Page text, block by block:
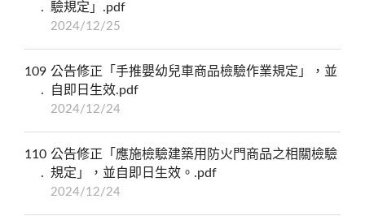
驗規定」.pdf
2024/12/25
109 公告修正「手推嬰幼兒車商品檢驗作業規定」，並
自即日生效.pdf
2024/12/24
110 公告修正「應施檢驗建築用防火門商品之相關檢驗
規定」，並自即日生效。.pdf
2024/12/24